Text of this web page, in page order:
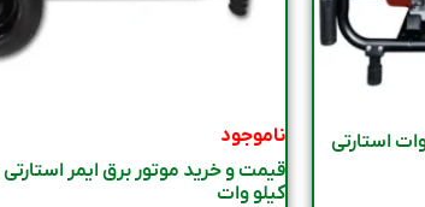
واکسون 7.5 کیلووات استارتی
ناموجود
کیلو وات